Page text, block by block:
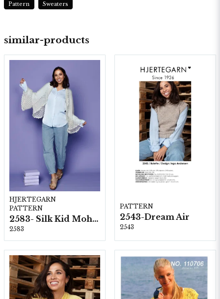
similar-products
HJERTEGARN
PATTERN
2583- Silk Kid Mohair
2583
PATTERN
2543-Dream Air
2543
Pattern Sweaters